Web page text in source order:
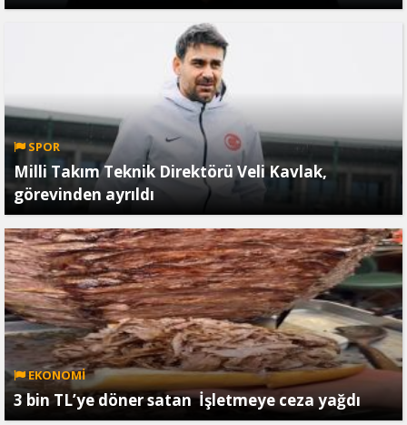
SPOR
Milli Takım Teknik Direktörü Veli Kavlak,
görevinden ayrıldı
EKONOMİ
3 bin TL’ye döner satan İşletmeye ceza yağdı